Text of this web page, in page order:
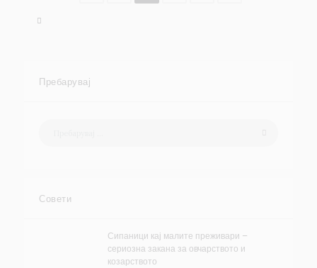
Пребарувај
Совети
Сипаници кај малите преживари –
сериозна закана за овчарството и
козарството